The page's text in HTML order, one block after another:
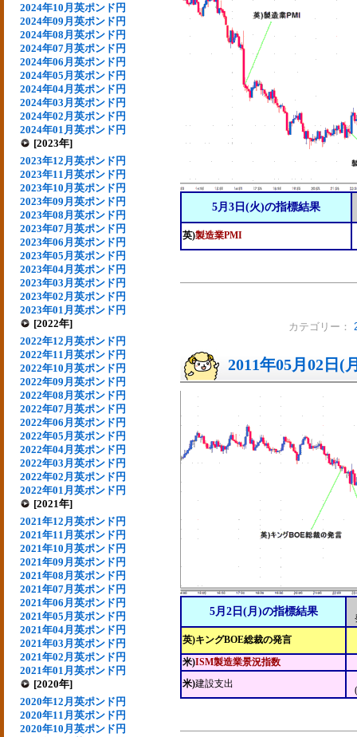
2024年10月英ポンド円
2024年09月英ポンド円
2024年08月英ポンド円
2024年07月英ポンド円
2024年06月英ポンド円
2024年05月英ポンド円
2024年04月英ポンド円
2024年03月英ポンド円
2024年02月英ポンド円
2024年01月英ポンド円
[2023年]
2023年12月英ポンド円
2023年11月英ポンド円
2023年10月英ポンド円
2023年09月英ポンド円
2023年08月英ポンド円
2023年07月英ポンド円
2023年06月英ポンド円
2023年05月英ポンド円
2023年04月英ポンド円
2023年03月英ポンド円
2023年02月英ポンド円
2023年01月英ポンド円
[2022年]
2022年12月英ポンド円
2022年11月英ポンド円
2022年10月英ポンド円
2022年09月英ポンド円
2022年08月英ポンド円
2022年07月英ポンド円
2022年06月英ポンド円
2022年05月英ポンド円
2022年04月英ポンド円
2022年03月英ポンド円
2022年02月英ポンド円
2022年01月英ポンド円
[2021年]
2021年12月英ポンド円
2021年11月英ポンド円
2021年10月英ポンド円
2021年09月英ポンド円
2021年08月英ポンド円
2021年07月英ポンド円
2021年06月英ポンド円
2021年05月英ポンド円
2021年04月英ポンド円
2021年03月英ポンド円
2021年02月英ポンド円
2021年01月英ポンド円
[2020年]
2020年12月英ポンド円
2020年11月英ポンド円
2020年10月英ポンド円
5月3日(火)の指標結果
英)製造業PMI
カテゴリー：
2011年05月02日(
5月2日(月)の指標結果
英)キングBOE総裁の発言
米)ISM製造業景況指数
米)建設支出